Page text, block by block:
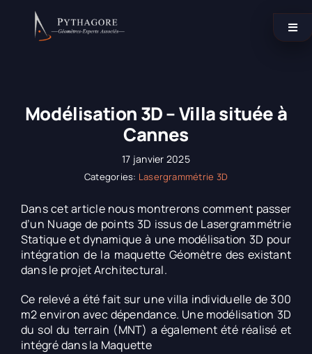
contenu
Nos agences
Contactez-nous !
LinkedIn
Modélisation 3D – Villa située à
Cannes
17 janvier 2025
Categories: Lasergrammétrie 3D
Dans cet article nous montrerons comment passer
d’un Nuage de points 3D issus de Lasergrammétrie
Statique et dynamique à une modélisation 3D pour
intégration de la maquette Géomètre des existant
dans le projet Architectural.
Ce relevé a été fait sur une villa individuelle de 300
m2 environ avec dépendance. Une modélisation 3D
du sol du terrain (MNT) a également été réalisé et
intégré dans la Maquette